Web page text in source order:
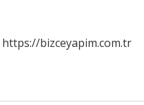
https://bizceyapim.com.tr